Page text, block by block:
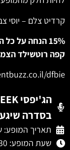
קרדיט צלם – יוסי
15% הנחה
קפה רוטשילד
dfbie
בסדרה
תאריך המופע: שבת,
שעת המופע: 20:30